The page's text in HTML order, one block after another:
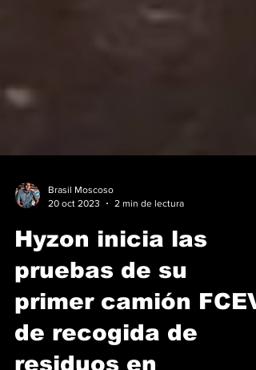
Brasil Moscoso
Hyzon inicia las
pruebas de su
primer camión FCEV
de recogida de